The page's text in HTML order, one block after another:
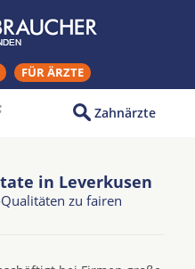
FÜR ÄRZTE
Zahnärzte
in Leverkusen
zu fairen